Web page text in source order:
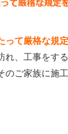
って厳格な規
、工事をす
ご家族に施